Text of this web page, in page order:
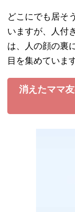
どこにでも居そ
いますが、人付
は、人の顔の裏
目を集めています
消えたママ